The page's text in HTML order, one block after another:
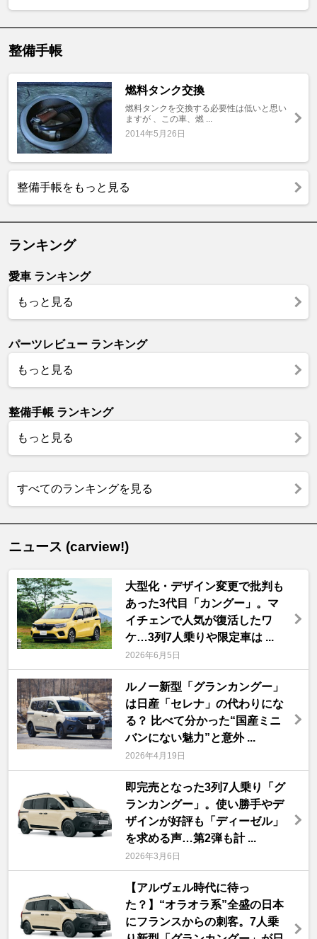
整備手帳
燃料タンク交換
燃料タンクを交換する必要性は低いと思い
ますが 、この車、燃 ...
2014年5月26日
整備手帳をもっと見る
ランキング
愛車 ランキング
もっと見る
パーツレビュー ランキング
もっと見る
整備手帳 ランキング
もっと見る
すべてのランキングを見る
ニュース (carview!)
大型化・デザイン変更で批判も
あった3代目「カングー」。マ
イチェンで人気が復活したワ
ケ…3列7人乗りや限定車は ...
2026年6月5日
ルノー新型「グランカングー」
は日産「セレナ」の代わりにな
る？ 比べて分かった“国産ミニ
バンにない魅力”と意外 ...
2026年4月19日
即完売となった3列7人乗り「グ
ランカングー」。使い勝手やデ
ザインが好評も「ディーゼル」
を求める声…第2弾も計 ...
2026年3月6日
【アルヴェル時代に待っ
た？】“オラオラ系”全盛の日本
にフランスからの刺客。7人乗